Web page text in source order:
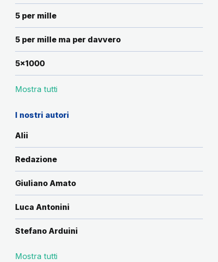
5 per mille
5 per mille ma per davvero
5x1000
Mostra tutti
I nostri autori
Alii
Redazione
Giuliano Amato
Luca Antonini
Stefano Arduini
Mostra tutti